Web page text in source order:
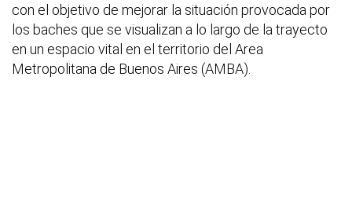
con el objetivo de mejorar la situación provocada por
los baches que se visualizan a lo largo de la trayecto
en un espacio vital en el territorio del Area
Metropolitana de Buenos Aires (AMBA).